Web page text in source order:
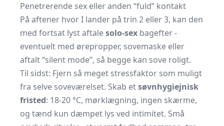
Penetrerende sex eller anden “fuld” kontakt
På aftener hvor I lander på trin 2 eller 3, kan den
med fortsat lyst aftalesolo-sex bagefter -
eventuelt med ørepropper, sovemaske eller
aftalt “silent mode”, så begge kan sove roligt.
Til sidst: Fjern så meget stressfaktor som muligt
fra selve soveværelset. Skab etsøvnhygiejnisk
fristed: 18-20 °C, mørklægning, ingen skærme,
og tænd kun dæmpet lys ved intimitet. Små